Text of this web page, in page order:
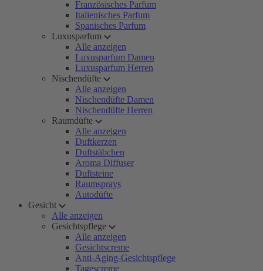
Französisches Parfum
Italienisches Parfum
Spanisches Parfum
Luxusparfum
Alle anzeigen
Luxusparfum Damen
Luxusparfum Herren
Nischendüfte
Alle anzeigen
Nischendüfte Damen
Nischendüfte Herren
Raumdüfte
Alle anzeigen
Duftkerzen
Duftstäbchen
Aroma Diffuser
Duftsteine
Raumsprays
Autodüfte
Gesicht
Alle anzeigen
Gesichtspflege
Alle anzeigen
Gesichtscreme
Anti-Aging-Gesichtspflege
Tagescreme